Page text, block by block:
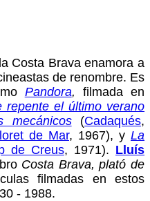
Costa Brava enamora a
de renombre. Es
Pandora, filmada en
repente el último verano
mecánicos(Cadaqués,
de Mar, 1967), y La
de Creus, 1971). Lluís
Costa Brava, plató de
filmadas en estos
- 1988.